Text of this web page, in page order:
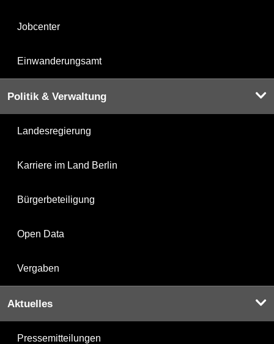
Jobcenter
Einwanderungsamt
Politik & Verwaltung
Landesregierung
Karriere im Land Berlin
Bürgerbeteiligung
Open Data
Vergaben
Aktuelles
Pressemitteilungen